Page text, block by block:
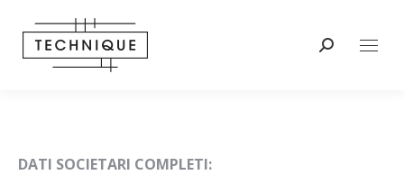
Cerca:
DATI SOCIETARI COMPLETI: